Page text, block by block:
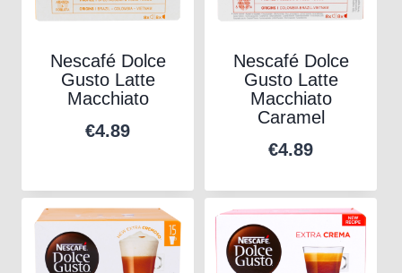
Nescafé Dolce
Gusto Latte
Macchiato
€4.89
Nescafé Dolce
Gusto Latte
Macchiato
Caramel
€4.89